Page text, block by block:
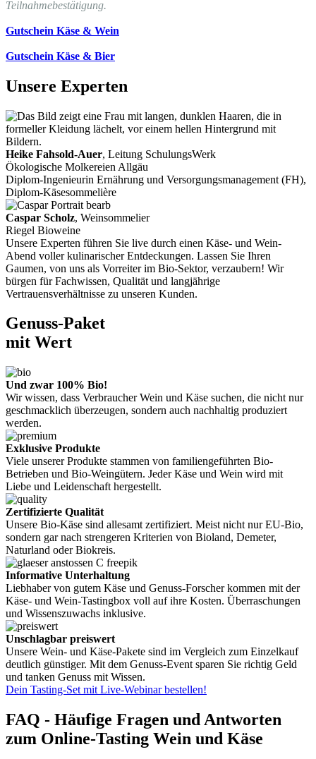
Teilnahmebestätigung.
Gutschein Käse & Wein
Gutschein Käse & Bier
Unsere Experten
Heike Fahsold-Auer, Leitung SchulungsWerk
Ökologische Molkereien Allgäu
Diplom-Ingenieurin Ernährung und Versorgungsmanagement (FH),
Diplom-Käsesommelière
Caspar Scholz, Weinsommelier
Riegel Bioweine
Unsere Experten führen Sie live durch einen Käse- und Wein-
Abend voller kulinarischer Entdeckungen. Lassen Sie Ihren
Gaumen, von uns als Vorreiter im Bio-Sektor, verzaubern! Wir
bürgen für Fachwissen, Qualität und langjährige
Vertrauensverhältnisse zu unseren Kunden.
Genuss-Paket
mit Wert
Und zwar 100% Bio!
Wir wissen, dass Verbraucher Wein und Käse suchen, die nicht nur
geschmacklich überzeugen, sondern auch nachhaltig produziert
werden.
Exklusive Produkte
Viele unserer Produkte stammen von familiengeführten Bio-
Betrieben und Bio-Weingütern. Jeder Käse und Wein wird mit
Liebe und Leidenschaft hergestellt.
Zertifizierte Qualität
Unsere Bio-Käse sind allesamt zertifiziert. Meist nicht nur EU-Bio,
sondern gar nach strengeren Kriterien von Bioland, Demeter,
Naturland oder Biokreis.
Informative Unterhaltung
Liebhaber von gutem Käse und Genuss-Forscher kommen mit der
Käse- und Wein-Tastingbox voll auf ihre Kosten. Überraschungen
und Wissenszuwachs inklusive.
Unschlagbar preiswert
Unsere Wein- und Käse-Pakete sind im Vergleich zum Einzelkauf
deutlich günstiger. Mit dem Genuss-Event sparen Sie richtig Geld
und tanken Genuss mit Wissen.
Dein Tasting-Set mit Live-Webinar bestellen!
FAQ - Häufige Fragen und Antworten
zum Online-Tasting Wein und Käse